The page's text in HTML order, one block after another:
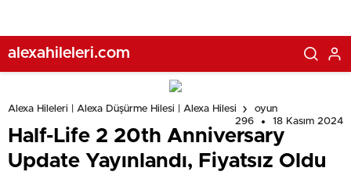
alexahileleri.com
Alexa Hileleri | Alexa Düşürme Hilesi | Alexa Hilesi
oyun
296
18 Kasım 2024
Half-Life 2 20th Anniversary
Update Yayınlandı, Fiyatsız Oldu